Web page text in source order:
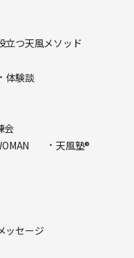
立つ天風メソッド
体験談
会
天風塾®
ッセージ